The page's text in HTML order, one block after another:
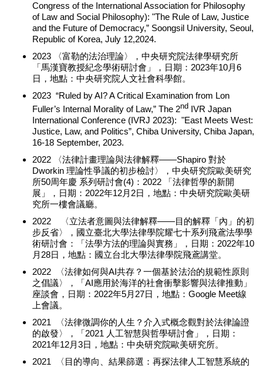
Congress of the International Association for Philosophy
of Law and Social Philosophy): "The Rule of Law, Justice
and the Future of Democracy,” Soongsil University, Seoul,
Republic of Korea, July 12,2024.
2023 〈富勒的法治理論〉，中央研究院法律學研究所
「馬漢寶教授紀念學術研討會」，日期：2023年10月6
日，地點：中央研究院人文社會科學館。
2023 “Ruled by AI? A Critical Examination from Lon
Fuller’s Internal Morality of Law,” The 2ndIVR Japan
International Conference (IVRJ 2023): "East Meets West:
Justice, Law, and Politics”, Chiba University, Chiba Japan,
16-18 September, 2023.
2022 〈法律計畫理論與法律解釋——Shapiro 對於
Dworkin 理論性爭議的初步檢討〉，中央研究院歐美研究
所50周年慶 系列研討會(4)：2022 「法律哲學的新開
展」，日期：2022年12月2日，地點：中央研究院歐美研
究所一樓會議廳。
2022 〈立法者意圖與法律解釋——目的解釋「內」的初
步反省〉，國立臺北大學法律學院耀七十系列飛鳶法學學
術研討會：「法學方法的理論與實務」，日期：2022年10
月28日，地點：國立台北大學法律學院飛鳶講堂。
2022 〈法律如何與AI共存？一個基於法治的規範性原則
之倡議〉，「AI應用於海洋的社會衝擊影響與法律推動」
座談會，日期：2022年5月27日，地點：Google Meet線
上會議。
2021 〈法律微調你的人生？介入式概念觀對於法律論證
的啟發〉，「2021 人工智慧與哲學研討會」，日期：
2021年12月3日，地點：中央研究院歐美研究所。
2021 〈目的導向、結果篩選：再探法律人工智慧系統的